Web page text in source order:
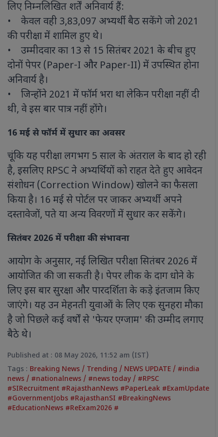
लिए निम्नलिखित शर्तें अनिवार्य हैं:
• केवल वही 3,83,097 अभ्यर्थी बैठ सकेंगे जो 2021
की परीक्षा में शामिल हुए थे।
• उम्मीदवार का 13 से 15 सितंबर 2021 के बीच हुए
दोनों पेपर (Paper-I और Paper-II) में उपस्थित होना
अनिवार्य है।
• जिन्होंने 2021 में फॉर्म भरा था लेकिन परीक्षा नहीं दी
थी, वे इस बार पात्र नहीं होंगे।
16 मई से फॉर्म में सुधार का अवसर
चूंकि यह परीक्षा लगभग 5 साल के अंतराल के बाद हो रही
है, इसलिए RPSC ने अभ्यर्थियों को राहत देते हुए आवेदन
संशोधन (Correction Window) खोलने का फैसला
किया है। 16 मई से पोर्टल पर जाकर अभ्यर्थी अपने
दस्तावेजों, पते या अन्य विवरणों में सुधार कर सकेंगे।
सितंबर 2026 में परीक्षा की संभावना
आयोग के अनुसार, नई लिखित परीक्षा सितंबर 2026 में
आयोजित की जा सकती है। पेपर लीक के दाग धोने के
लिए इस बार सुरक्षा और पारदर्शिता के कड़े इंतजाम किए
जाएंगे। यह उन मेहनती युवाओं के लिए एक सुनहरा मौका
है जो पिछले कई वर्षों से 'फेयर एग्जाम' की उम्मीद लगाए
बैठे थे।
Published at : 08 May 2026, 11:52 am (IST)
Tags : Breaking News / Trending / NEWS UPDATE / #india
news / #nationalnews / #news today / #RPSC
#SIRecruitment #RajasthanNews #PaperLeak #ExamUpdate
#GovernmentJobs #RajasthanSI #BreakingNews
#EducationNews #ReExam2026 #